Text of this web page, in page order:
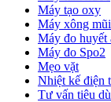
Máy tạo oxy
Máy xông
Máy đo huyết
Máy đo Spo2
Mẹo vặt
Nhiệt kế điện
Tư vấn tiêu